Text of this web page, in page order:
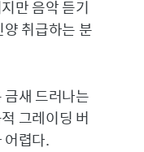
만 음악 듣기
취급하는 분
새 드러나는
그레이딩 버
어렵다.